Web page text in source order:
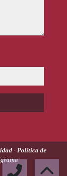
· Política de